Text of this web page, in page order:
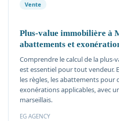
Vente
Plus-value immobilière à
abattements et
Comprendre le calcul de la plus-
est essentiel pour tout vendeur.
les règles, les abattements pour
exonérations applicables, avec
marseillais.
EG AGENCY